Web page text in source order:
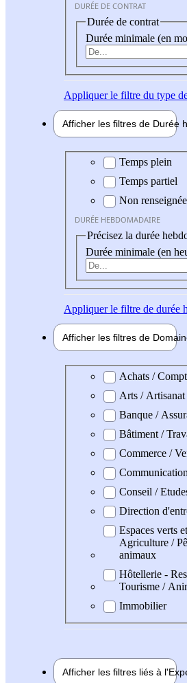
DURÉE DE CONTRAT
Durée de contrat
Durée minimale (en
Appliquerle filtre du type
Afficher les filtres de Durée
Durée hebdomadaire
Temps plein
Temps partiel
Non
DURÉE HEBDOMADAIRE
Précisez la durée
Durée minimale (en
Appliquerle filtre de durée
Afficher les filtres de
Domaine professionel
Achats /
Arts / Artisanat
Banque /
Bâtiment /
Commerce /
Conseil /
Direction
Espaces verts
Agriculture /
animaux
Hôtellerie -
Tourisme /
Immobilier
Afficher les filtres liés à l'